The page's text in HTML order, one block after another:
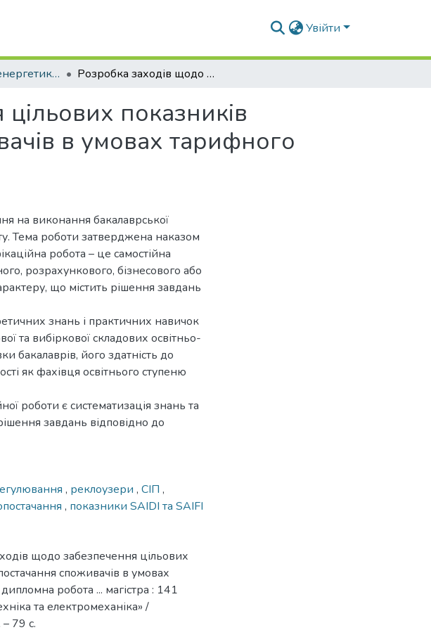
Увійти
ОПП "Електроенергетика, електротехніка та електромеханіка" Розробка заходів щодо забезпечення цільових показників надійності електропостачання споживачів в умовах тарифного RAB-регулювання
показників
в умовах тарифного
на виконання бакалаврської
Тема роботи затверджена наказом
робота – це самостійна
розрахункового, бізнесового або
що містить рішення завдань
знань і практичних навичок
та вибіркової складових освітньо-
бакалаврів, його здатність до
як фахівця освітнього ступеню
роботи є систематизація знань та
завдань відповідно до
, реклоузери , СІП ,
, показники SAIDI та SAIFI
щодо забезпечення цільових
споживачів в умовах
робота ... магістра : 141
та електромеханіка» /
79 с.